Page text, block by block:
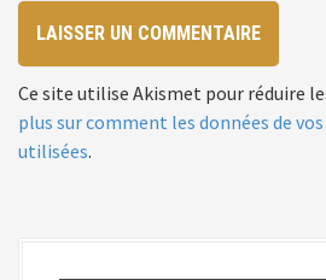
Ce site utilise Akismet pour réduire
plus sur comment les données de
utilisées.